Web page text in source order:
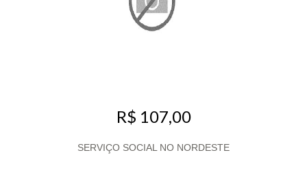
R$ 107,00
SERVIÇO SOCIAL NO NORDESTE